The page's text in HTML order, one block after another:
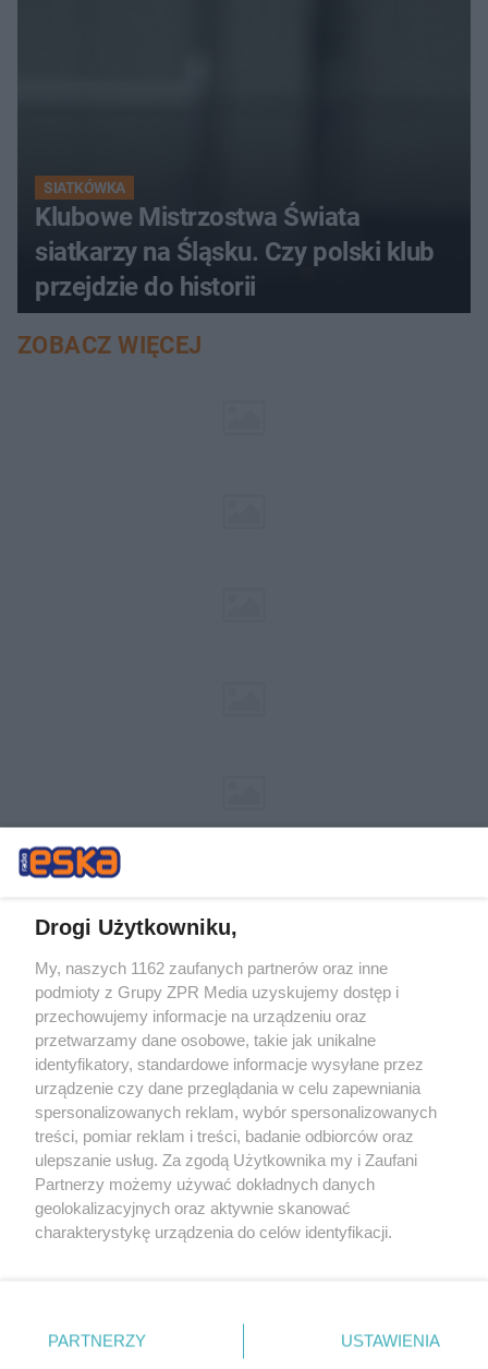
SIATKÓWKA
Klubowe Mistrzostwa Świata
siatkarzy na Śląsku. Czy polski klub
przejdzie do historii
ZOBACZ WIĘCEJ
Żaden utwór zamieszczony w serwisie nie może być powielany i
rozpowszechniany lub dalej rozpowszechniany w jakikolwiek sposób (w
tym także elektroniczny lub mechaniczny) na jakimkolwiek polu
eksploatacji w jakiejkolwiek formie, włącznie z umieszczaniem w
Internecie bez pisemnej zgody właściciela praw. Jakiekolwiek użycie lub
wykorzystanie utworów w całości lub w części z naruszeniem prawa,
tzn. bez właściwej zgody, jest zabronione pod groźbą kary i może być
ścigane prawnie.
Drogi Użytkowniku,
My, naszych 1162 zaufanych partnerów oraz inne
podmioty z Grupy ZPR Media uzyskujemy dostęp i
przechowujemy informacje na urządzeniu oraz
przetwarzamy dane osobowe, takie jak unikalne
identyfikatory, standardowe informacje wysyłane przez
urządzenie czy dane przeglądania w celu zapewniania
spersonalizowanych reklam, wybór spersonalizowanych
treści, pomiar reklam i treści, badanie odbiorców oraz
ulepszanie usług. Za zgodą Użytkownika my i Zaufani
Partnerzy możemy używać dokładnych danych
geolokalizacyjnych oraz aktywnie skanować
charakterystykę urządzenia do celów identyfikacji.
zmienić/wycofać klikając przycisk ustawień prywatności
znajdujący się w lewym dolnym rogu strony
PARTNERZY USTAWIENIA